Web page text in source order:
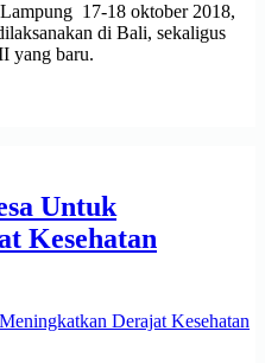
17-18 oktober 2018,
di Bali, sekaligus
yang baru.
Untuk
Kesehatan